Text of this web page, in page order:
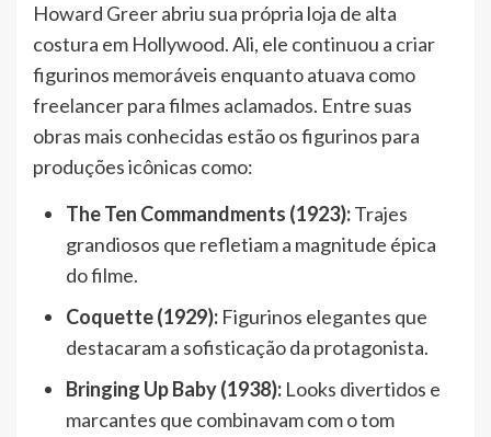
Howard Greer abriu sua própria loja de alta
costura em Hollywood. Ali, ele continuou a criar
figurinos memoráveis enquanto atuava como
freelancer para filmes aclamados. Entre suas
obras mais conhecidas estão os figurinos para
produções icônicas como:
The Ten Commandments (1923):Trajes
grandiosos que refletiam a magnitude épica
do filme.
Coquette (1929): Figurinos elegantes que
destacaram a sofisticação da protagonista.
Bringing Up Baby (1938): Looks divertidos e
marcantes que combinavam com o tom